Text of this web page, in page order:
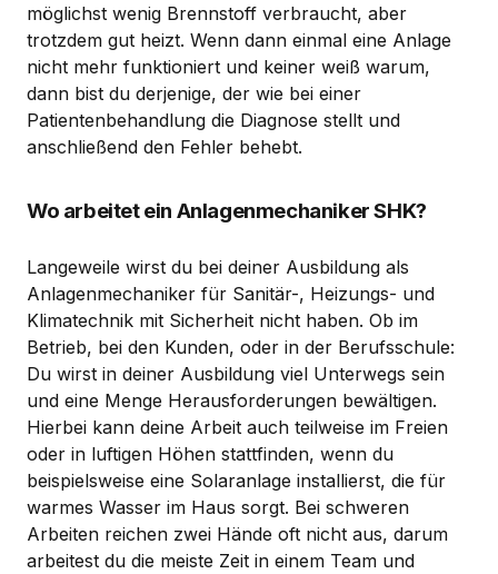
möglichst wenig Brennstoff verbraucht, aber
trotzdem gut heizt. Wenn dann einmal eine Anlage
nicht mehr funktioniert und keiner weiß warum,
dann bist du derjenige, der wie bei einer
Patientenbehandlung die Diagnose stellt und
anschließend den Fehler behebt.
Wo arbeitet ein Anlagenmechaniker SHK?
Langeweile wirst du bei deiner Ausbildung als
Anlagenmechaniker für Sanitär-, Heizungs- und
Klimatechnik mit Sicherheit nicht haben. Ob im
Betrieb, bei den Kunden, oder in der Berufsschule:
Du wirst in deiner Ausbildung viel Unterwegs sein
und eine Menge Herausforderungen bewältigen.
Hierbei kann deine Arbeit auch teilweise im Freien
oder in luftigen Höhen stattfinden, wenn du
beispielsweise eine Solaranlage installierst, die für
warmes Wasser im Haus sorgt. Bei schweren
Arbeiten reichen zwei Hände oft nicht aus, darum
arbeitest du die meiste Zeit in einem Team und